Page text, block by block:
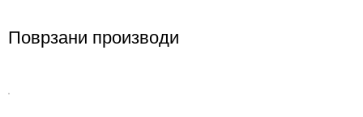
Поврзани производи